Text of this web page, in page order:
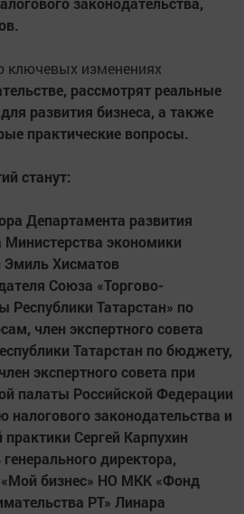
ключевых изменениях
рассмотрят реальные
развития бизнеса, а также
практические вопросы.
станут:
Департамента развития
экономики
Эмиль Хисматов
Союза «Торгово-
Татарстан» по
член экспертного совета
Татарстан по бюджету,
экспертного совета при
палаты Российской Федерации
налогового законодательства и
Сергей Карпухин
директора,
«Мой бизнес» НО МКК «Фонд
РТ» Линара